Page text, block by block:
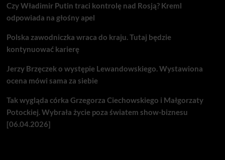
Czy Władimir Putin traci kontrolę nad Rosją? Kreml
odpowiada na głośny apel
Polska zawodniczka wraca do kraju. Tutaj będzie
kontynuować karierę
Jerzy Brzęczek o występie Lewandowskiego. Wystawiona
ocena mówi sama za siebie
Tak wygląda córka Grzegorza Ciechowskiego i Małgorzaty
Potockiej. Wybrała życie poza światem show-biznesu
[06.04.2026]